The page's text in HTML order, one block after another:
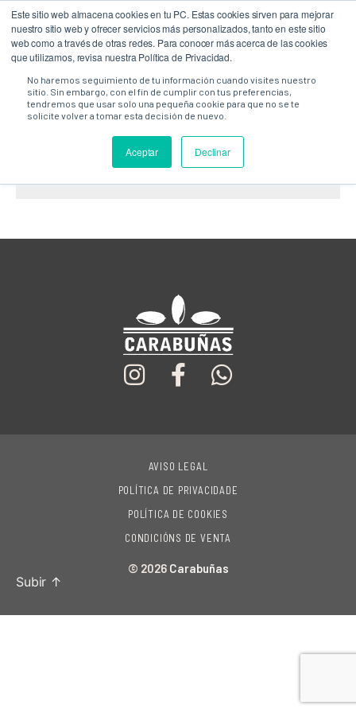
Este sitio web almacena cookies en tu PC. Estas cookies sirven para mejorar
nuestro sitio web y ofrecer servicios más personalizados, tanto en este sitio
web como a través de otras redes. Para conocer más acerca de las cookies
que utilizamos, revisa nuestra Política de Privacidad.
No haremos seguimiento de tu información cuando visites nuestro
sitio. Sin embargo, con el fin de cumplir con tus preferencias,
tendremos que usar solo una pequeña cookie para que no se te
solicite volver a tomar esta decisión de nuevo.
Aceptar Declinar
0
CARRIÑO
© 2026 Carabuñas
AVISO LEGAL
POLÍTICA DE PRIVACIDADE
POLÍTICA DE COOKIES
CONDICIÓNS DE VENTA
Subir ↑